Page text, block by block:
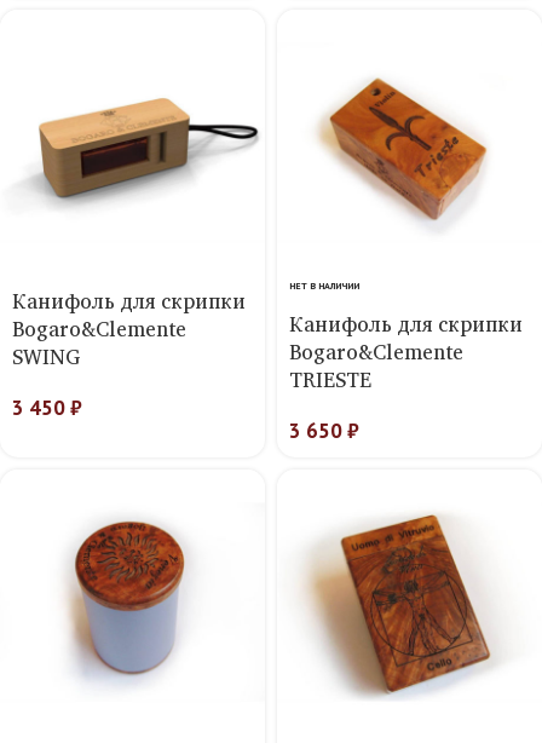
Канифоль для скрипки
Bogaro&Clemente
SWING
3 450₽
НЕТ В НАЛИЧИИ
Канифоль для скрипки
Bogaro&Clemente
TRIESTE
3 650₽